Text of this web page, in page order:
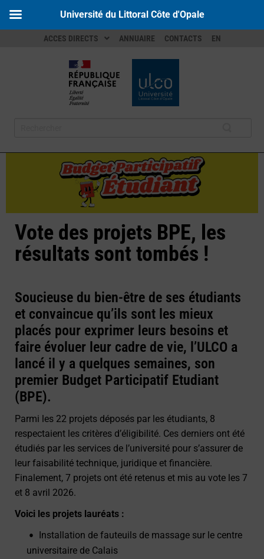
ACCES DIRECTS ANNUAIRE CONTACTS EN
Vote des projets BPE, les
résultats sont tombés !
Soucieuse du bien-être de ses étudiants
et convaincue qu’ils sont les mieux
placés pour exprimer leurs besoins et
faire évoluer leur cadre de vie, l’ULCO a
lancé il y a quelques semaines, son
premier Budget Participatif Etudiant
(BPE).
Parmi les 22 projets déposés par les étudiants, 8
respectaient les critères d’éligibilité. Ces derniers ont été
étudiés par les services de l’université pour s’assurer de
leur faisabilité technique, juridique et financière.
Finalement, 7 projets ont été retenus et mis au vote les 7
et 8 avril 2026.
Voici les projets lauréats :
Installation de fauteuils de massage sur le centre
universitaire de Calais
Université du Littoral Côte d'Opale